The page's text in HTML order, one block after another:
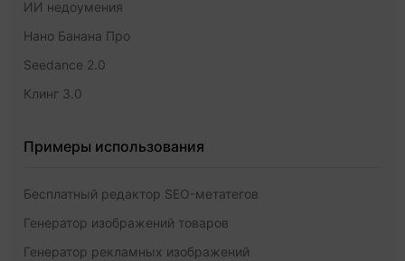
ИИ недоумения
Нано Банана Про
Seedance 2.0
Клинг 3.0
Примеры использования
Бесплатный редактор SEO-метатегов
Генератор изображений товаров
Генератор рекламных изображений